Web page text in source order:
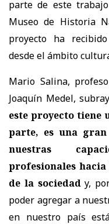
parte de este
Museo de Historia
proyecto ha
desde el ámbito
Mario Salina,
Joaquín Medel,
este proyecto tiene
parte, es una
nuestras
profesionales
de la sociedad y,
poder agregar a
en nuestro país